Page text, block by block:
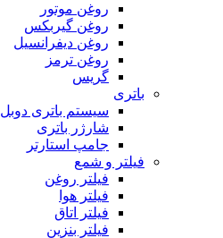
روغن موتور
روغن گیربکس
روغن دیفرانسیل
روغن ترمز
گریس
باتری
سیستم باتری دوبل
شارژر باتری
جامپ استارتر
فیلتر و شمع
فیلتر روغن
فیلتر هوا
فیلتر اتاق
فیلتر بنزین